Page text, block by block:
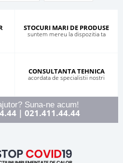
STOCURI MARI DE PRODUSE
suntem mereu la dispozitia ta
CONSULTANTA TEHNICA
acordata de specialistii nostri
Suna-ne acum!
| 021.411.44.44